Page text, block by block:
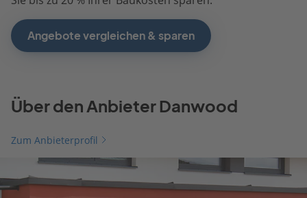
Angebote vergleichen & sparen
Über den Anbieter Danwood
Zum Anbieterprofil